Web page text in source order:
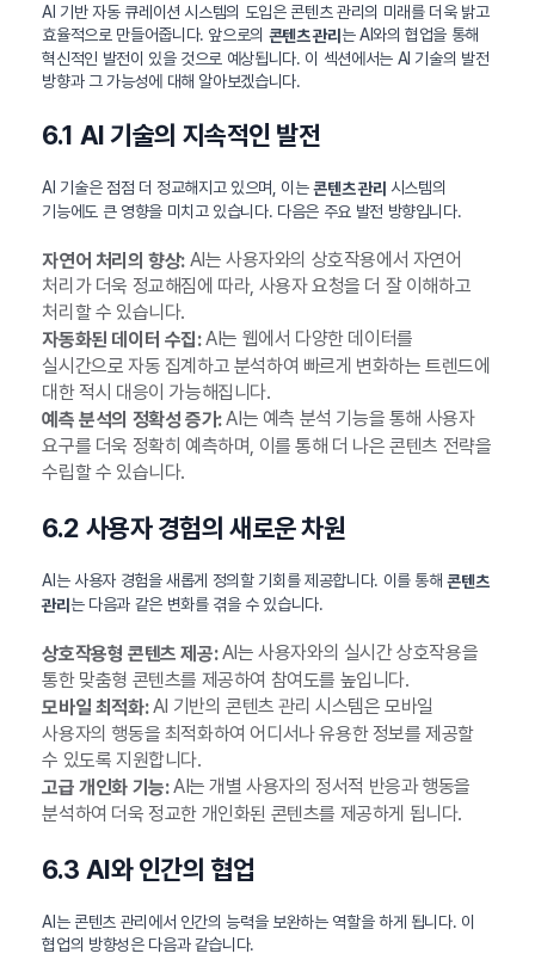
AI 기반 자동 큐레이션 시스템의 도입은 콘텐츠 관리의 미래를 더욱 밝고
효율적으로 만들어줍니다. 앞으로의 콘텐츠 관리 는 AI와의 협업을 통해
혁신적인 발전이 있을 것으로 예상됩니다. 이 섹션에서는 AI 기술의 발전
방향과 그 가능성에 대해 알아보겠습니다.
6.1 AI 기술의 지속적인 발전
AI 기술은 점점 더 정교해지고 있으며, 이는콘텐츠 관리 시스템의
기능에도 큰 영향을 미치고 있습니다. 다음은 주요 발전 방향입니다.
자연어 처리의 향상:AI는 사용자와의 상호작용에서 자연어
처리가 더욱 정교해짐에 따라, 사용자 요청을 더 잘 이해하고
처리할 수 있습니다.
자동화된 데이터 수집:AI는 웹에서 다양한 데이터를
실시간으로 자동 집계하고 분석하여 빠르게 변화하는 트렌드에
대한 적시 대응이 가능해집니다.
예측 분석의 정확성 증가:AI는 예측 분석 기능을 통해 사용자
요구를 더욱 정확히 예측하며, 이를 통해 더 나은 콘텐츠 전략을
수립할 수 있습니다.
6.2 사용자 경험의 새로운 차원
AI는 사용자 경험을 새롭게 정의할 기회를 제공합니다. 이를 통해콘텐츠
관리는 다음과 같은 변화를 겪을 수 있습니다.
상호작용형 콘텐츠 제공:AI는 사용자와의 실시간 상호작용을
통한 맞춤형 콘텐츠를 제공하여 참여도를 높입니다.
모바일 최적화:AI 기반의 콘텐츠 관리 시스템은 모바일
사용자의 행동을 최적화하여 어디서나 유용한 정보를 제공할
수 있도록 지원합니다.
고급 개인화 기능:AI는 개별 사용자의 정서적 반응과 행동을
분석하여 더욱 정교한 개인화된 콘텐츠를 제공하게 됩니다.
6.3 AI와 인간의 협업
AI는 콘텐츠 관리에서 인간의 능력을 보완하는 역할을 하게 됩니다. 이
협업의 방향성은 다음과 같습니다.